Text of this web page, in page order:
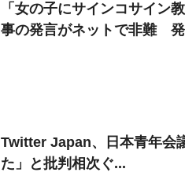
「女の子にサインコサイ
事の発言がネットで非難
Twitter Japan、日本青年会
た」と批判相次ぐ...